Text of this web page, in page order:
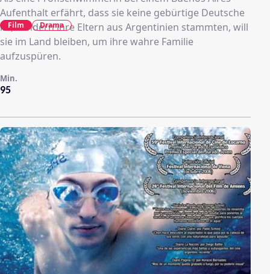
Aufenthalt erfährt, dass sie keine gebürtige Deutsche
ist, sondern ihre Eltern aus Argentinien stammten, will
sie im Land bleiben, um ihre wahre Familie
aufzuspüren.
95
Min.
Film Drama